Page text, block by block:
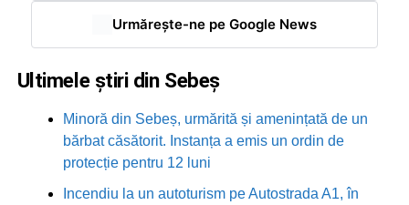
Urmărește-ne pe Google News
Ultimele știri din Sebeș
Minoră din Sebeș, urmărită și amenințată de un
bărbat căsătorit. Instanța a emis un ordin de
protecție pentru 12 luni
Incendiu la un autoturism pe Autostrada A1, în